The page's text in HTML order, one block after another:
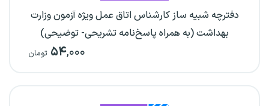
دفترچه شبیه ساز کارشناس اتاق عمل ویژه آزمون وزارت
بهداشت (به همراه پاسخ‌نامه تشریحی- توضیحی)
۵۴,۰۰۰ تومان